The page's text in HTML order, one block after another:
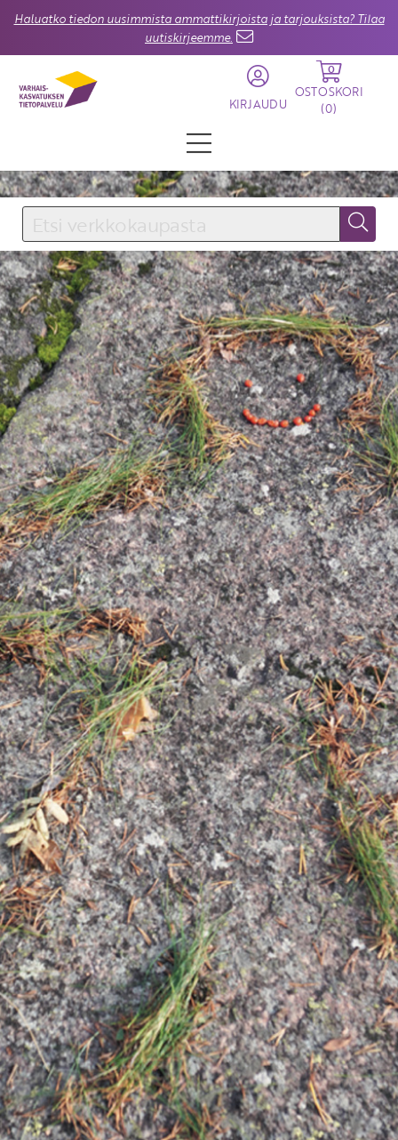
Haluatko tiedon uusimmista ammattikirjoista ja tarjouksista? Tilaa
uutiskirjeemme.
KIRJAUDU
0
OSTOSKORI
(0)
KIRJAUDU SISÄÄN
Käyttäjätunnus
Salasana
Unohtuiko salasana?
KIRJAUDU SISÄÄN
Etkö ole vielä Varhaiskasvatuksen Tietopalvelun
jäsen?
Liity tästä!